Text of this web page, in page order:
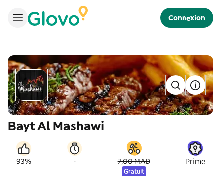
Connexion
Bayt Al Mashawi
93% - 7,00 MAD
Gratuit
Prime